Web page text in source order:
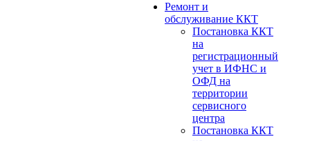
Ремонт и
обслуживание ККТ
Постановка ККТ
на
регистрационный
учет в ИФНС и
ОФД на
территории
сервисного
центра
Постановка ККТ